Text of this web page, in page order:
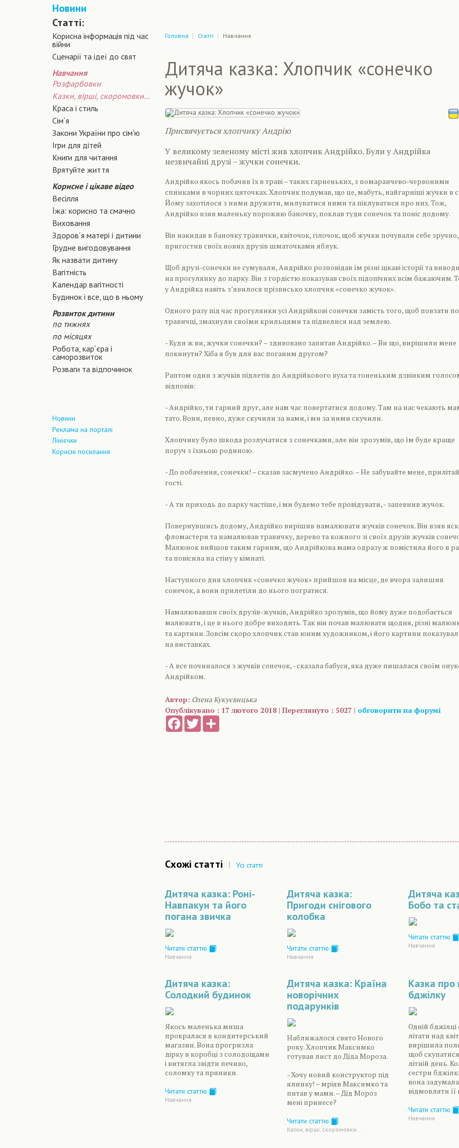
Новини
Статті:
Корисна інформація під час
війни
Сценарiї та iдеї до свят
Навчання
Розфарбовки
Казки, вірші, скоромовки...
Краса і стиль
Сiм´я
Закони України про сiм'ю
Ігри для дітей
Книги для читання
Врятуйте життя
Корисне і цікаве відео
Весілля
Їжа: корисно та смачно
Виховання
Здоров´я матері і дитини
Грудне вигодовування
Як назвати дитину
Вагiтнiсть
Календар вагітності
Будинок і все, що в ньому
Розвиток дитини
по тижнях
по місяцях
Робота, кар´єра і
саморозвиток
Розваги та відпочинок
Новини
Реклама на порталі
Лінієчки
Корисні посилання
Головна Статті Навчання
Дитяча казка: Хлопчик «сонечко
жучок»
Присвячується хлопчику Андрію
У великому зеленому місті жив хлопчик Андрійко. Були у Андрійка
незвичайні друзі – жучки сонечки.
Андрійко якось побачив їх в траві – таких гарненьких, з помаранчево-червоними
спинками в чорних цяточках. Хлопчик подумав, що це, мабуть, найгарніші жучки в
Йому захотілося з ними дружити, милуватися ними та піклуватися про них. Тож,
Андрійко взяв маленьку порожню баночку, поклав туди сонечок та поніс додому.
Він накидав в баночку травички, квіточок, гілочок, щоб жучки почували себе
пригостив своїх нових друзів шматочками яблук.
Щоб друзі-сонечки не сумували, Андрійко розповідав їм різні цікаві історії та
на прогулянку до парку. Він з гордістю показував своїх підопічних всім бажаючим.
у Андрійка навіть з’явилося прізвисько хлопчик «сонечко жучок».
Одного разу під час прогулянки усі Андрійкові сонечки замість того, щоб повзати по
травичці, змахнули своїми крильцями та підвелися над землею.
- Куди ж ви, жучки сонечки? – здивовано запитав Андрійко. – Ви що, вирішили мене
покинути? Хіба я був для вас поганим другом?
Раптом один з жучків підлетів до Андрійкового вуха та тоненьким дзвінким
відповів:
- Андрійко, ти гарний друг, але нам час повертатися додому. Там на нас чекають
тато. Вони, певно, дуже скучили за нами, і ми за ними скучили.
Хлопчику було шкода розлучатися з сонечками, але він зрозумів, що їм буде краще
поруч з їхньою родиною.
- До побачення, сонечки! – сказав засмучено Андрійко. – Не забувайте мене,
гості.
- А ти приходь до парку частіше, і ми будемо тебе провідувати, - запевнив жучок.
Повернувшись додому, Андрійко вирішив намалювати жучків сонечок. Він взяв
фломастери та намалював травичку, дерево та кожного зі своїх друзів жучків
Малюнок вийшов таким гарним, що Андрійкова мама одразу ж помістила його в
та повісила на стіну у кімнаті.
Наступного дня хлопчик «сонечко жучок» прийшов на місце, де вчора залишив
сонечок, а вони прилетіли до нього погратися.
Намалювавши своїх друзів-жучків, Андрійко зрозумів, що йому дуже подобається
малювати, і це в нього добре виходить. Так він почав малювати щодня, різні
та картини. Зовсім скоро хлопчик став юним художником, і його картини
на виставках.
- А все починалося з жучків сонечок, - сказала бабуся, яка дуже пишалася своїм
Андрійком.
Автор: Олена Кукуєвицька
Опублікувано : 17 лютого 2018 | Переглянуто : 5027 | обговорити на форумі
FacebookTwitter
Схожі статті | Усі статті
Дитяча казка: Роні-
Навпакун та його
погана звичка
Читати статтю
Навчання
Дитяча казка:
Пригоди снігового
колобка
Читати статтю
Навчання
Дитяча
Бобо та
Читати статтю
Навчання
Дитяча казка:
Солодкий будинок
Якось маленька миша
прокралася в кондитерський
магазин. Вона прогризла
дірку в коробці з солодощами
і витягла звідти печиво,
соломку та пряники.
Читати статтю
Навчання
Дитяча казка: Країна
новорічних
подарунків
Наближалося свято Нового
року. Хлопчик Максимко
готував лист до Діда Мороза.
- Хочу новий конструктор під
ялинку! – мріяв Максимко та
питав у мами. – Дід Мороз
мені принесе?
Читати статтю
Казки, вірші, скоромовки...
Казка про
бджілку
Одній
літати над
вирішила
щоб
літній день.
сестри
вона
відмовляти її
Читати статтю
Навчання